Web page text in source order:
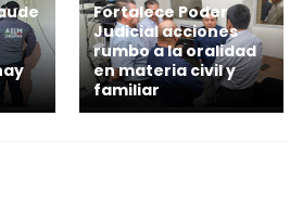
Fortalece Poder
Judicial acciones
rumbo a la oralidad
en materia civil y
familiar